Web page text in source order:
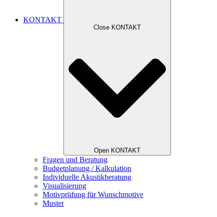
KONTAKT
Close KONTAKT
Open KONTAKT
Fragen und Beratung
Budgetplanung / Kalkulation
Individuelle Akustikberatung
Visualisierung
Motivprüfung für Wunschmotive
Muster